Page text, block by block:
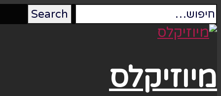
מיוזיקלס